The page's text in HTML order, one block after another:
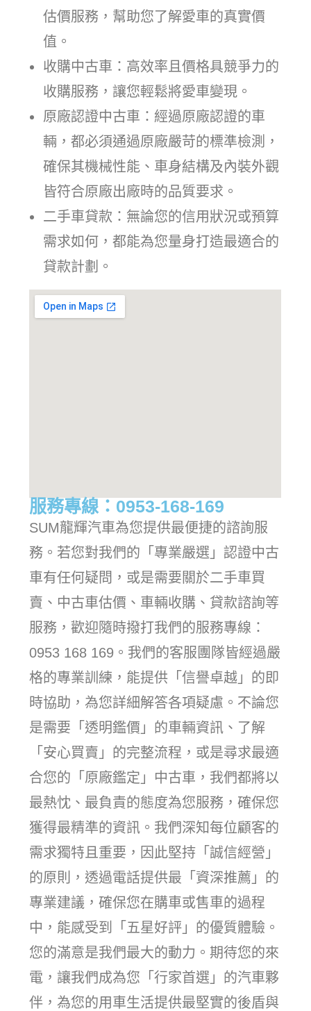
估價服務，幫助您了解愛車的真實價
值。
收購中古車：高效率且價格具競爭力的
收購服務，讓您輕鬆將愛車變現。
原廠認證中古車：經過原廠認證的車
輛，都必須通過原廠嚴苛的標準檢測，
確保其機械性能、車身結構及內裝外觀
皆符合原廠出廠時的品質要求。
二手車貸款：無論您的信用狀況或預算
需求如何，都能為您量身打造最適合的
貸款計劃。
服務專線：0953-168-169
SUM龍輝汽車為您提供最便捷的諮詢服
務。若您對我們的「專業嚴選」認證中古
車有任何疑問，或是需要關於二手車買
賣、中古車估價、車輛收購、貸款諮詢等
服務，歡迎隨時撥打我們的服務專線：
0953 168 169。我們的客服團隊皆經過嚴
格的專業訓練，能提供「信譽卓越」的即
時協助，為您詳細解答各項疑慮。不論您
是需要「透明鑑價」的車輛資訊、了解
「安心買賣」的完整流程，或是尋求最適
合您的「原廠鑑定」中古車，我們都將以
最熱忱、最負責的態度為您服務，確保您
獲得最精準的資訊。我們深知每位顧客的
需求獨特且重要，因此堅持「誠信經營」
的原則，透過電話提供最「資深推薦」的
專業建議，確保您在購車或售車的過程
中，能感受到「五星好評」的優質體驗。
您的滿意是我們最大的動力。期待您的來
電，讓我們成為您「行家首選」的汽車夥
伴，為您的用車生活提供最堅實的後盾與